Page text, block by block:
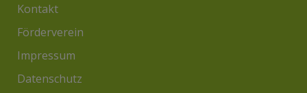
Kontakt
Förderverein
Impressum
Datenschutz